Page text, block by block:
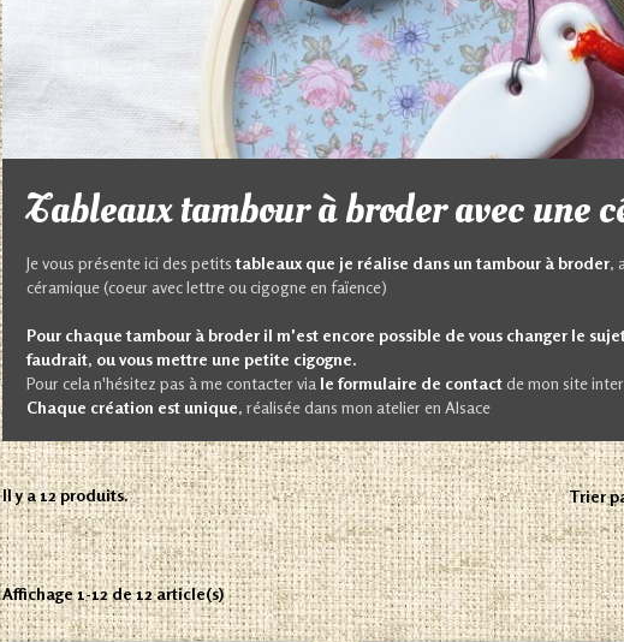
Tableaux tambour à broder avec une
Je vous présente ici des petitstableaux que je réalise dans un tambour à broder,
céramique (coeur avec lettre ou cigogne en faïence)
Pour chaque tambour à broder il m'est encore possible de vous changer le
faudrait, ou vous mettre une petite cigogne.
Pour cela n'hésitez pas à me contacter via le formulaire de contactde mon site
Chaque création est unique, réalisée dans mon atelier en Alsace
Il y a 12 produits. Trier
Affichage 1-12 de 12 article(s)